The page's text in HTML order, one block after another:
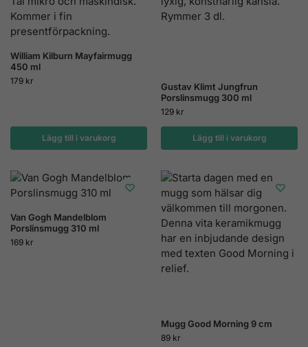
William Kilburn Mayfairmugg
450 ml
179 kr
Lägg till i varukorg
Gustav Klimt Jungfrun
Porslinsmugg 300 ml
129 kr
Lägg till i varukorg
Van Gogh Mandelblom
Porslinsmugg 310 ml
169 kr
Mugg Good Morning 9 cm
89 kr